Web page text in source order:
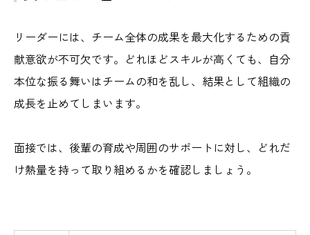
リーダーには、チーム全体の成果を最大化するための貢
献意欲が不可欠です。どれほどスキルが高くても、自分
本位な振る舞いはチームの和を乱し、結果として組織の
成長を止めてしまいます。
面接では、後輩の育成や周囲のサポートに対し、どれだ
け熱量を持って取り組めるかを確認しましょう。